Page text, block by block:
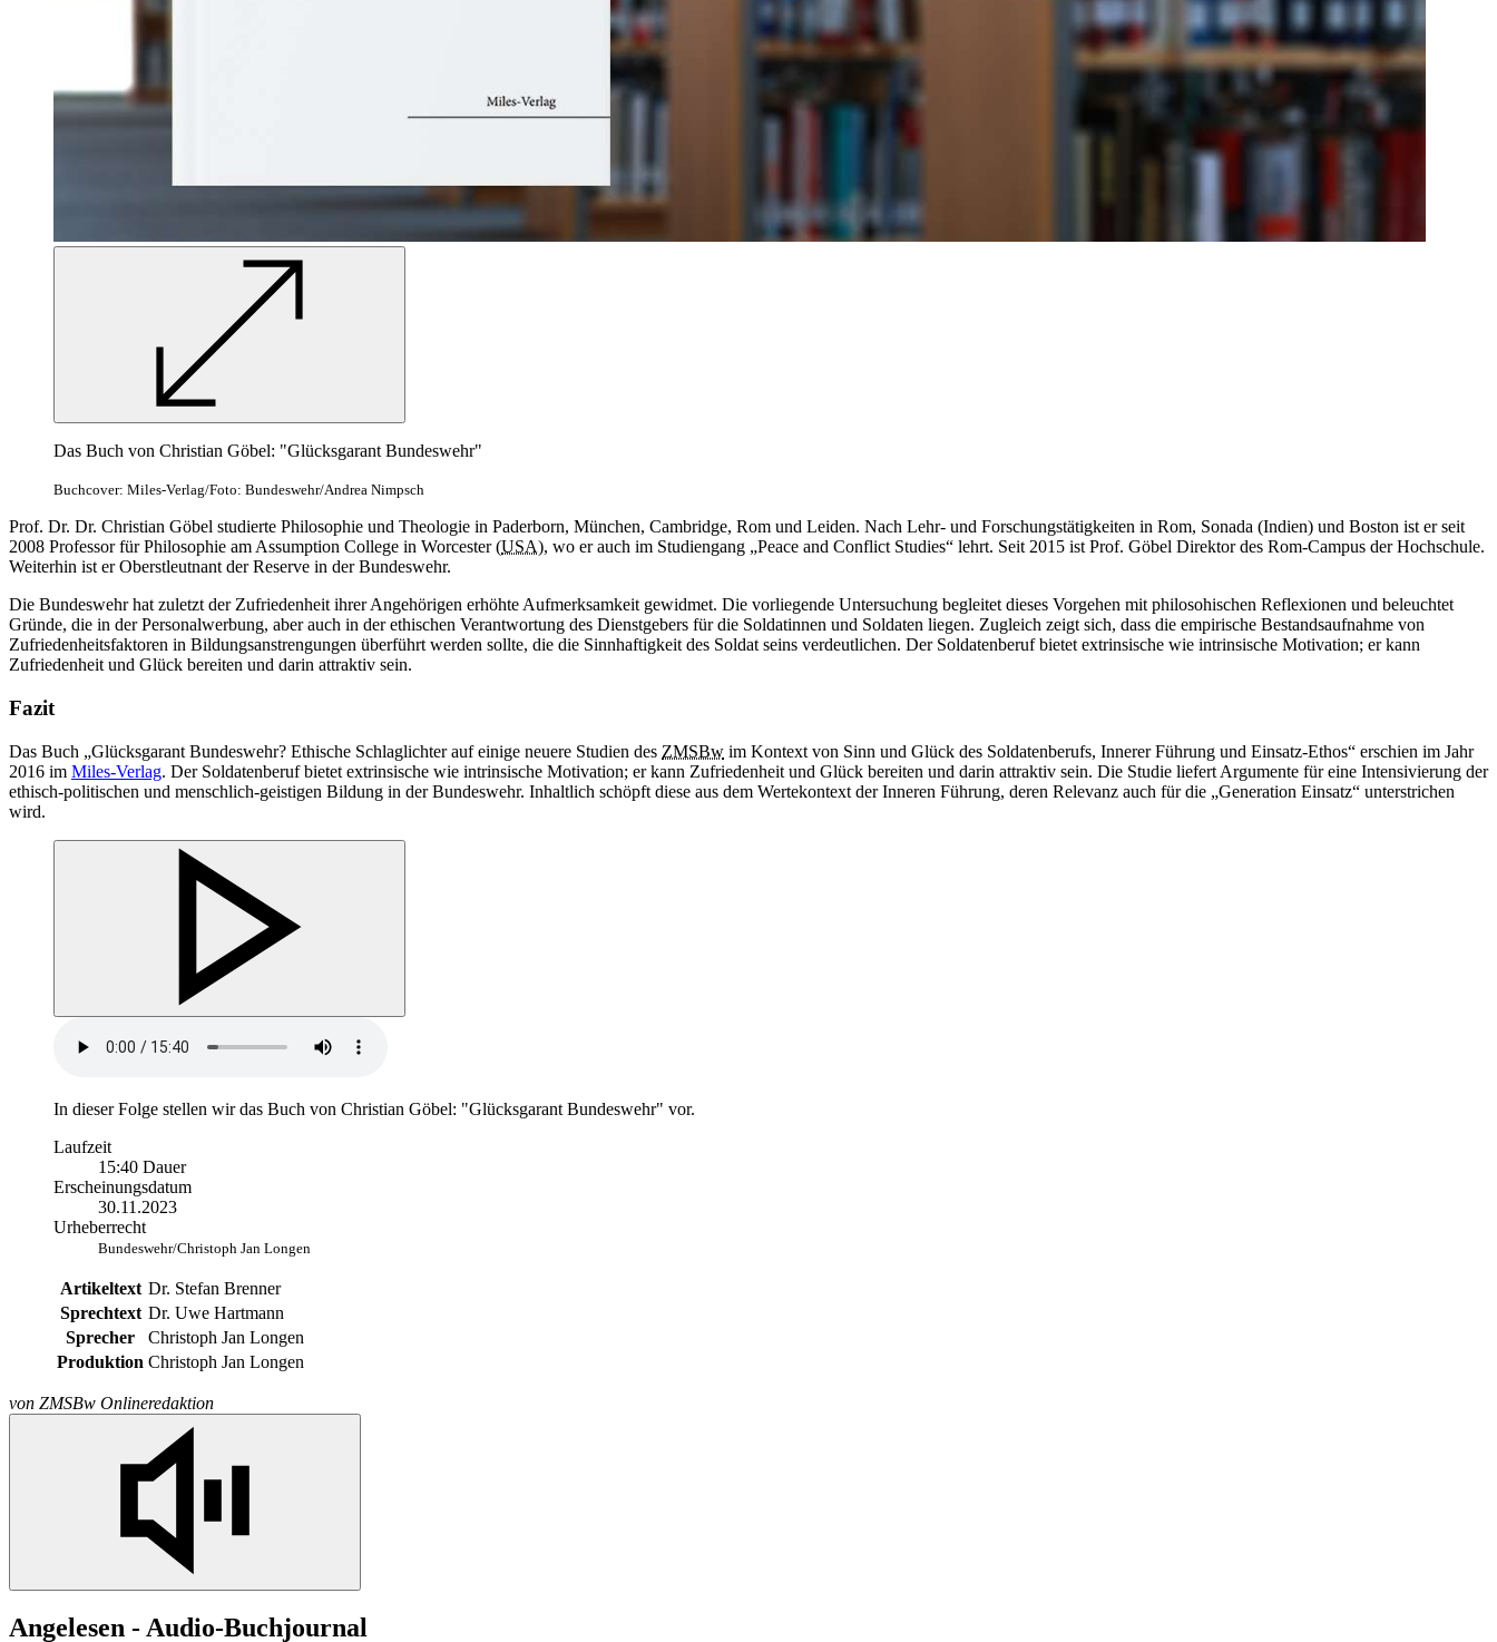
Das Buch von Christian Göbel: "Glücksgarant Bundeswehr"
Buchcover: Miles-Verlag/Foto: Bundeswehr/Andrea Nimpsch
Prof. Dr. Dr. Christian Göbel studierte Philosophie und Theologie in Paderborn, München, Cambridge, Rom und Leiden. Nach Lehr- und Forschungstätigkeiten in Rom, Sonada (Indien) und Boston ist er seit
2008 Professor für Philosophie am Assumption College in Worcester (USA), wo er auch im Studiengang „Peace and Conflict Studies“ lehrt. Seit 2015 ist Prof. Göbel Direktor des Rom-Campus der Hochschule.
Weiterhin ist er Oberstleutnant der Reserve in der Bundeswehr.
Die Bundeswehr hat zuletzt der Zufriedenheit ihrer Angehörigen erhöhte Aufmerksamkeit gewidmet. Die vorliegende Untersuchung begleitet dieses Vorgehen mit philosohischen Reflexionen und beleuchtet
Gründe, die in der Personalwerbung, aber auch in der ethischen Verantwortung des Dienstgebers für die Soldatinnen und Soldaten liegen. Zugleich zeigt sich, dass die empirische Bestandsaufnahme von
Zufriedenheitsfaktoren in Bildungsanstrengungen überführt werden sollte, die die Sinnhaftigkeit des Soldat seins verdeutlichen. Der Soldatenberuf bietet extrinsische wie intrinsische Motivation; er kann
Zufriedenheit und Glück bereiten und darin attraktiv sein.
Fazit
Das Buch „Glücksgarant Bundeswehr? Ethische Schlaglichter auf einige neuere Studien des ZMSBw im Kontext von Sinn und Glück des Soldatenberufs, Innerer Führung und Einsatz-Ethos“ erschien im Jahr
2016 im Miles-Verlag. Der Soldatenberuf bietet extrinsische wie intrinsische Motivation; er kann Zufriedenheit und Glück bereiten und darin attraktiv sein. Die Studie liefert Argumente für eine Intensivierung der
ethisch-politischen und menschlich-geistigen Bildung in der Bundeswehr. Inhaltlich schöpft diese aus dem Wertekontext der Inneren Führung, deren Relevanz auch für die „Generation Einsatz“ unterstrichen
wird.
In dieser Folge stellen wir das Buch von Christian Göbel: "Glücksgarant Bundeswehr" vor.
Laufzeit
15:40 Dauer
Erscheinungsdatum
30.11.2023
Urheberrecht
Bundeswehr/Christoph Jan Longen
Artikeltext Dr. Stefan Brenner
Sprechtext Dr. Uwe Hartmann
Sprecher
Christoph Jan Longen
Produktion Christoph Jan Longen
von ZMSBw Onlineredaktion
Angelesen - Audio-Buchjournal